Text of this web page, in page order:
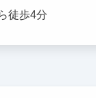
徒歩4分